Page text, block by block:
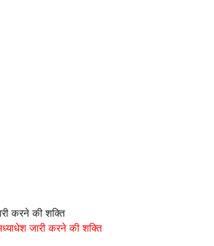
करने की शक्ति
जारी करने की शक्ति